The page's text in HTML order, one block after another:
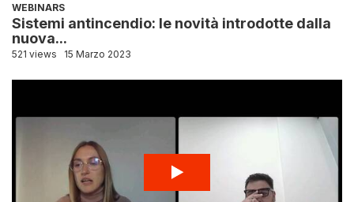
WEBINARS
Sistemi antincendio: le novità introdotte dalla
nuova...
521 views 15 Marzo 2023